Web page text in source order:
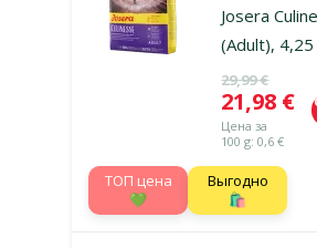
Josera
(Adult), 4,25
Исходная
29,99 €
Цена
21,98 €
Цена за
100 g: 0,6 €
TOП цена
💚
Выгодно
🛍️